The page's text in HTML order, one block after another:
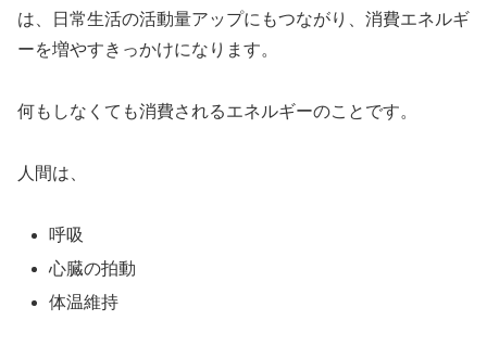
は、日常生活の活動量アップにもつながり、消費エネルギ
ーを増やすきっかけになります。
何もしなくても消費されるエネルギーのことです。
人間は、
呼吸
心臓の拍動
体温維持